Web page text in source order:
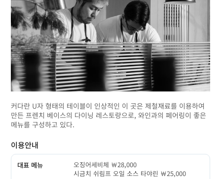
커다란 U자 형태의 테이블이 인상적인 이 곳은 제철재료를 이용하여
만든 프렌치 베이스의 다이닝 레스토랑으로, 와인과의 페어링이 좋은
메뉴를 구성하고 있다.
이용안내
대표 메뉴
오징어세비체 ￦28,000
시금치 쉬림프 오일 소스 타야린 ￦25,000